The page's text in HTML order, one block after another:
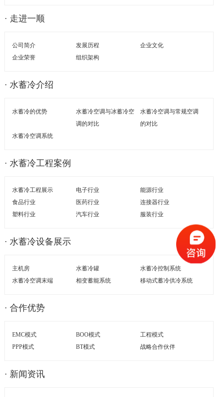
· 走进一顺
公司简介 发展历程
企业文化
企业荣誉
组织架构
· 水蓄冷介绍
水蓄冷的优势
水蓄冷空调与冰蓄冷空
调的对比
水蓄冷空调与常规空调
的对比
水蓄冷空调系统
· 水蓄冷工程案例
水蓄冷工程展示 电子行业
能源行业
食品行业
医药行业
连接器行业
塑料行业
汽车行业 服装行业
· 水蓄冷设备展示
主机房 水蓄冷罐
水蓄冷控制系统
水蓄冷空调末端
相变蓄能系统 移动式蓄冷供冷系统
· 合作优势
EMC模式 BOO模式
工程模式
PPP模式
BT模式 战略合作伙伴
· 新闻资讯